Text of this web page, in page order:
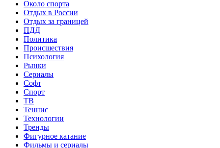
Около спорта
Отдых в России
Отдых за границей
ПДД
Политика
Происшествия
Психология
Рынки
Сериалы
Софт
Спорт
ТВ
Теннис
Технологии
Тренды
Фигурное катание
Фильмы и сериалы